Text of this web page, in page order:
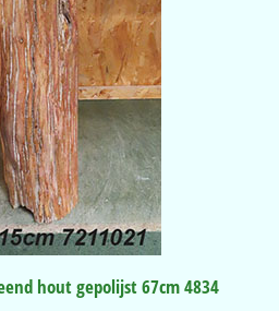
hout gepolijst 67cm 4834